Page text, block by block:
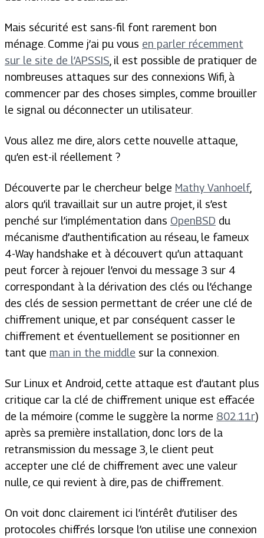
Mais sécurité est sans-fil font rarement bon
ménage. Comme j’ai pu vous en parler récemment
sur le site de l’APSSIS , il est possible de pratiquer de
nombreuses attaques sur des connexions Wifi, à
commencer par des choses simples, comme brouiller
le signal ou déconnecter un utilisateur.
Vous allez me dire, alors cette nouvelle attaque,
qu’en est-il réellement ?
Découverte par le chercheur belge Mathy Vanhoelf,
alors qu’il travaillait sur un autre projet, il s’est
penché sur l’implémentation dans OpenBSD du
mécanisme d’authentification au réseau, le fameux
4-Way handshake et à découvert qu’un attaquant
peut forcer à rejouer l’envoi du message 3 sur 4
correspondant à la dérivation des clés ou l’échange
des clés de session permettant de créer une clé de
chiffrement unique, et par conséquent casser le
chiffrement et éventuellement se positionner en
tant que man in the middle sur la connexion.
Sur Linux et Android, cette attaque est d’autant plus
critique car la clé de chiffrement unique est effacée
de la mémoire (comme le suggère la norme 802.11r)
après sa première installation, donc lors de la
retransmission du message 3, le client peut
accepter une clé de chiffrement avec une valeur
nulle, ce qui revient à dire, pas de chiffrement.
On voit donc clairement ici l’intérêt d’utiliser des
protocoles chiffrés lorsque l’on utilise une connexion